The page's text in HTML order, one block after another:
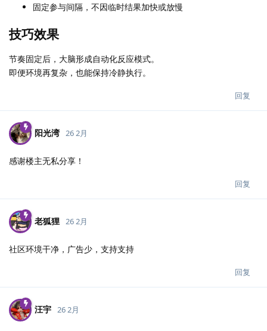
固定参与间隔，不因临时结果加快或放慢
技巧效果
节奏固定后，大脑形成自动化反应模式。
即便环境再复杂，也能保持冷静执行。
回复
阳光湾 26 2月
感谢楼主无私分享！
回复
老狐狸 26 2月
社区环境干净，广告少，支持支持
回复
汪宇 26 2月